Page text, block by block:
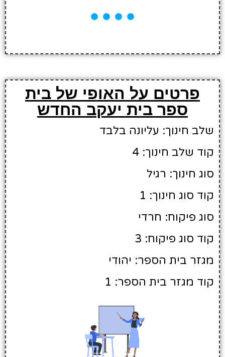
פרטים על האופי של בית
ספר בית יעקב החדש
שלב חינוך: עליונה בלבד
קוד שלב חינוך: 4
סוג חינוך: רגיל
קוד סוג חינוך: 1
סוג פיקוח: חרדי
קוד סוג פיקוח: 3
מגזר בית הספר: יהודי
קוד מגזר בית הספר: 1